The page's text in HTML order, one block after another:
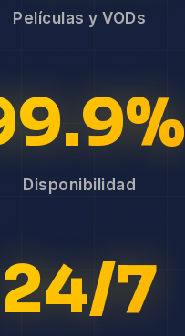
Películas y VODs
Disponibilidad
24/7